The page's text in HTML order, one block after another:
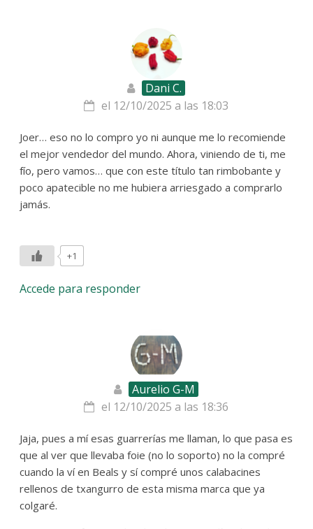
Dani C.
el 12/10/2025 a las 18:03
Joer… eso no lo compro yo ni aunque me lo recomiende
el mejor vendedor del mundo. Ahora, viniendo de ti, me
fío, pero vamos… que con este título tan rimbobante y
poco apatecible no me hubiera arriesgado a comprarlo
jamás.
+1
Accede para responder
Aurelio G-M
el 12/10/2025 a las 18:36
Jaja, pues a mí esas guarrerías me llaman, lo que pasa es
que al ver que llevaba foie (no lo soporto) no la compré
cuando la ví en Beals y sí compré unos calabacines
rellenos de txangurro de esta misma marca que ya
colgaré.